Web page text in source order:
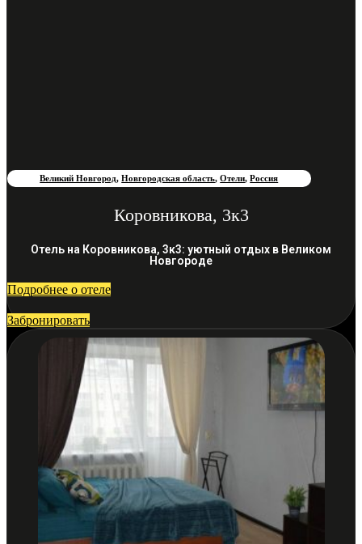
Великий Новгород,Новгородская область,Отели,Россия
Коровникова, 3к3
Отель на Коровникова, 3к3: уютный отдых в Великом
Новгороде
Подробнее о отеле
Забронировать